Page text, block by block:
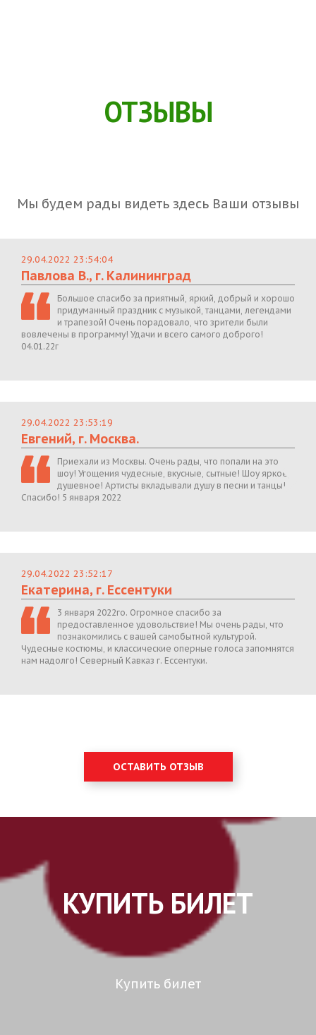
ОТЗЫВЫ
Мы будем рады видеть здесь Ваши отзывы
29.04.2022 23:54:04
Павлова В., г. Калининград
Большое спасибо за приятный, яркий, добрый и хорошо
придуманный праздник с музыкой, танцами, легендами
и трапезой! Очень порадовало, что зрители были
вовлечены в программу! Удачи и всего самого доброго!
04.01.22г
29.04.2022 23:53:19
Евгений, г. Москва.
Приехали из Москвы. Очень рады, что попали на это
шоу! Угощения чудесные, вкусные, сытные! Шоу яркое,
душевное! Артисты вкладывали душу в песни и танцы!
Спасибо! 5 января 2022
29.04.2022 23:52:17
Екатерина, г. Ессентуки
3 января 2022го. Огромное спасибо за
предоставленное удовольствие! Мы очень рады, что
познакомились с вашей самобытной культурой.
Чудесные костюмы, и классические оперные голоса запомнятся
нам надолго! Северный Кавказ г. Ессентуки.
ОСТАВИТЬ ОТЗЫВ
КУПИТЬ БИЛЕТ
Купить билет